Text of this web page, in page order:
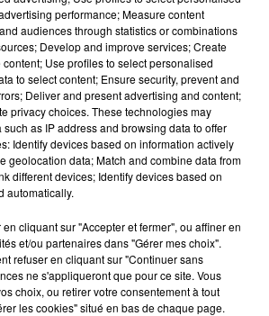
DU GLADIATEUR » INVESTIT
l'été dernier, le spectacle « Le Rêve
illuminer l'amphithéâtre romain les 6,
nocturne...
performance; Measure content
audiences through statistics or combinations
Develop and improve services; Create
Use profiles to select personalised
to select content; Ensure security, prevent and
Deliver and present advertising and content;
privacy choices. These technologies may
as IP address and browsing data to offer
Identify devices based on information actively
geolocation data; Match and combine data from
different devices; Identify devices based on
automatically.
cliquant sur "Accepter et fermer", ou affiner en
et/ou partenaires dans "Gérer mes choix".
refuser en cliquant sur "Continuer sans
ne s'appliqueront que pour ce site. Vous
choix, ou retirer votre consentement à tout
les cookies" situé en bas de chaque page.